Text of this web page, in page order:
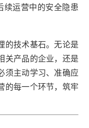
续运营中的安全隐患
的技术基石。无论是
关产品的企业，还是
须主动学习、准确应
的每一个环节，筑牢